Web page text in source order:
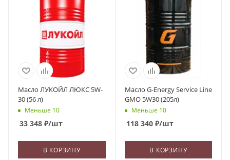
Масло ЛУКОЙЛ ЛЮКС 5W-
30 (56 л)
Меньше 10
33 348 ₽/шт
В КОРЗИНУ
Масло G-Energy Service Line
GMO 5W30 (205л)
Меньше 10
118 340₽/шт
В КОРЗИНУ